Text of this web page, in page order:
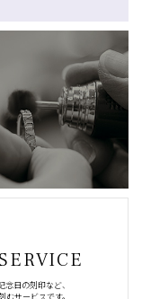
日の刻印など、